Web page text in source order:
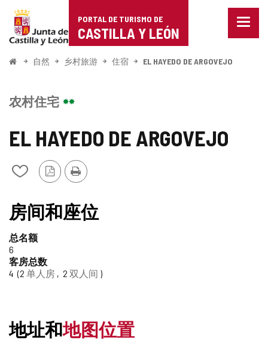
Portal
de
Turismo
Castilla
León
PORTAL DE TURISMO DE
CASTILLA Y LEÓN
菜
开
自然 乡村旅游 住宿 EL HAYEDO DE ARGOVEJO
EL HAYEDO DE ARGOVEJO
从
笔
记
中
加/
删
PDF
版
打
印
农村住宅
房间和座位
总名额
6
客房总数
4 2 单人房 2 双人间
地址和地图位置